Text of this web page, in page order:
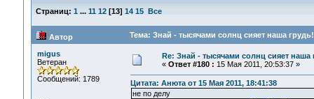
Страниц: 1 ... 11 12[13] 14 15 Все
Автор Тема: Знай - тысячами солнц сияет наша
migus
Ветеран
Сообщений: 1789
Re: Знай - тысячами солнц сияет наша
« Ответ #180 : 15 Мая 2011, 20:53:37 »
Цитата: Анюта от 15 Мая 2011, 18:41:38
не по делу